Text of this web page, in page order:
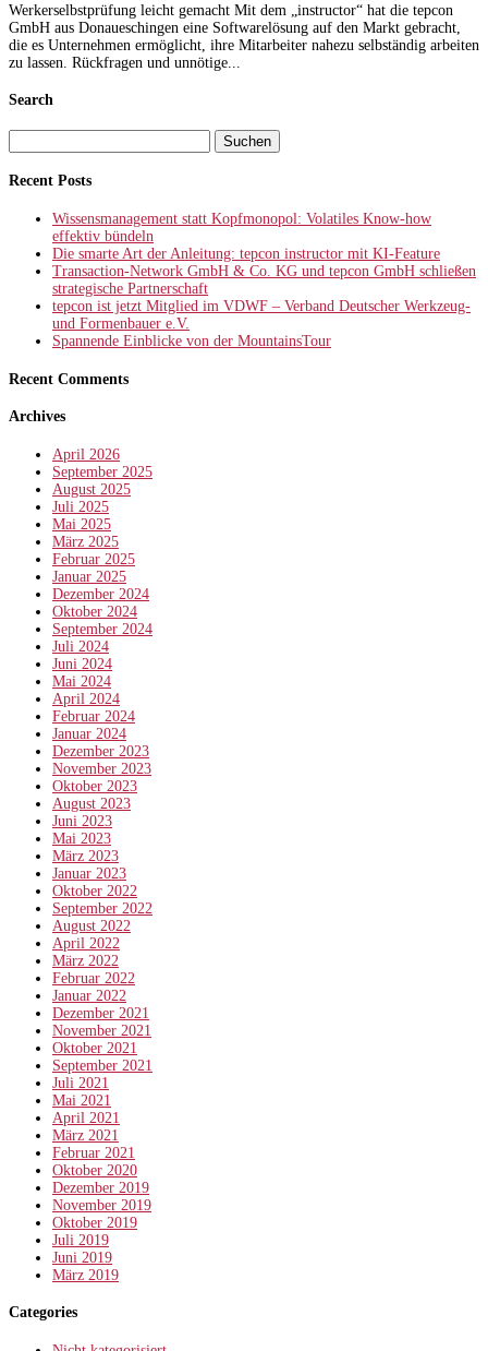
Werkerselbstprüfung leicht gemacht Mit dem „instructor“ hat die tepcon
GmbH aus Donaueschingen eine Softwarelösung auf den Markt gebracht,
die es Unternehmen ermöglicht, ihre Mitarbeiter nahezu selbständig arbeiten
zu lassen. Rückfragen und unnötige...
Search
nach:
Recent Posts
Wissensmanagement statt Kopfmonopol: Volatiles Know-how
effektiv bündeln
Die smarte Art der Anleitung: tepcon instructor mit KI-Feature
Transaction-Network GmbH & Co. KG und tepcon GmbH schließen
strategische Partnerschaft
tepcon ist jetzt Mitglied im VDWF – Verband Deutscher Werkzeug-
und Formenbauer e.V.
Spannende Einblicke von der MountainsTour
Recent Comments
Archives
April 2026
September 2025
August 2025
Juli 2025
Mai 2025
März 2025
Februar 2025
Januar 2025
Dezember 2024
Oktober 2024
September 2024
Juli 2024
Juni 2024
Mai 2024
April 2024
Februar 2024
Januar 2024
Dezember 2023
November 2023
Oktober 2023
August 2023
Juni 2023
Mai 2023
März 2023
Januar 2023
Oktober 2022
September 2022
August 2022
April 2022
März 2022
Februar 2022
Januar 2022
Dezember 2021
November 2021
Oktober 2021
September 2021
Juli 2021
Mai 2021
April 2021
März 2021
Februar 2021
Oktober 2020
Dezember 2019
November 2019
Oktober 2019
Juli 2019
Juni 2019
März 2019
Categories